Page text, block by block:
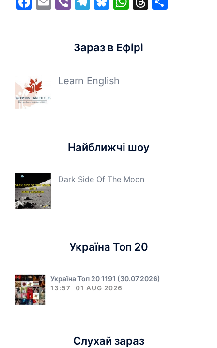
Зараз в Ефірі
Learn English
Найближчі шоу
Dark Side Of The Moon
Україна Топ 20
Україна Топ 20 1191 (30.07.2026)
13:57 01 AUG 2026
Слухай зараз